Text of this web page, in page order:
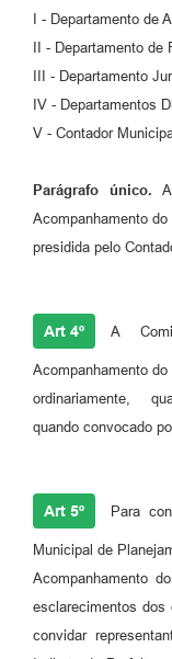
I - Departamento de
II - Departamento de
III - Departamento
IV - Departamentos
V - Contador
Parágrafo único.
Acompanhamento
presidida pelo
Art 4º A
Acompanhamento do
ordinariamente,
quando convocado
Art 5º Para
Municipal de
Acompanhamento
esclarecimentos dos
convidar